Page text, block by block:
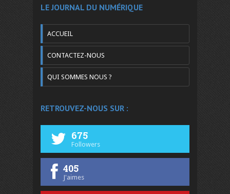
LE JOURNAL DU NUMÉRIQUE
ACCUEIL
CONTACTEZ-NOUS
QUI SOMMES NOUS ?
RETROUVEZ-NOUS SUR :
675
Followers
405
J'aimes